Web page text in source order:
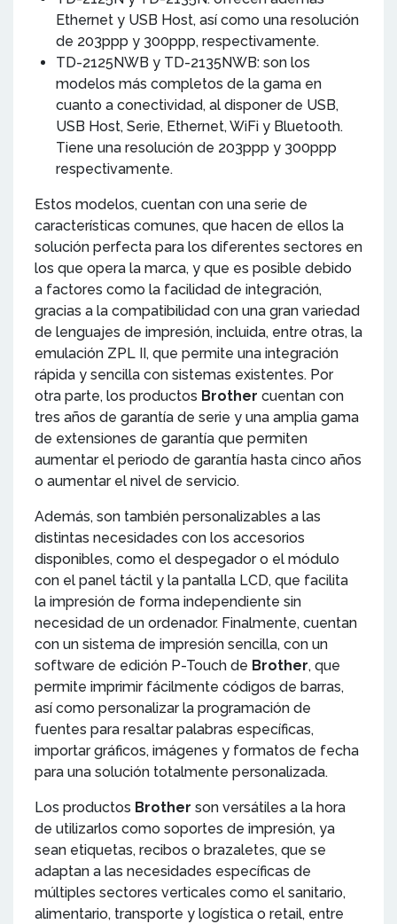
Ethernet y USB Host, así como una resolución
de 203ppp y 300ppp, respectivamente.
TD-2125NWB y TD-2135NWB: son los
modelos más completos de la gama en
cuanto a conectividad, al disponer de USB,
USB Host, Serie, Ethernet, WiFi y Bluetooth.
Tiene una resolución de 203ppp y 300ppp
respectivamente.
Estos modelos, cuentan con una serie de
características comunes, que hacen de ellos la
solución perfecta para los diferentes sectores en
los que opera la marca, y que es posible debido
a factores como la facilidad de integración,
gracias a la compatibilidad con una gran variedad
de lenguajes de impresión, incluida, entre otras, la
emulación ZPL II, que permite una integración
rápida y sencilla con sistemas existentes. Por
otra parte, los productos Brother cuentan con
tres años de garantía de serie y una amplia gama
de extensiones de garantía que permiten
aumentar el periodo de garantía hasta cinco años
o aumentar el nivel de servicio.
Además, son también personalizables a las
distintas necesidades con los accesorios
disponibles, como el despegador o el módulo
con el panel táctil y la pantalla LCD, que facilita
la impresión de forma independiente sin
necesidad de un ordenador. Finalmente, cuentan
con un sistema de impresión sencilla, con un
software de edición P-Touch de Brother, que
permite imprimir fácilmente códigos de barras,
así como personalizar la programación de
fuentes para resaltar palabras específicas,
importar gráficos, imágenes y formatos de fecha
para una solución totalmente personalizada.
Los productos Brother son versátiles a la hora
de utilizarlos como soportes de impresión, ya
sean etiquetas, recibos o brazaletes, que se
adaptan a las necesidades específicas de
múltiples sectores verticales como el sanitario,
alimentario, transporte y logística o retail, entre